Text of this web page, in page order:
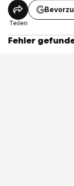
Teilen
Fehler